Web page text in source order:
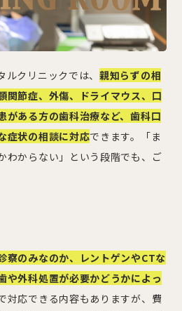
ルクリニックでは、親知らずの相
関節症、外傷、ドライマウス、口
がある方の歯科治療など、歯科口
症状の相談に対応できます。「ま
わからない」という段階でも、ご
察のみなのか、レントゲンやCTな
や外科処置が必要かどうかによっ
対応できる内容もありますが、費